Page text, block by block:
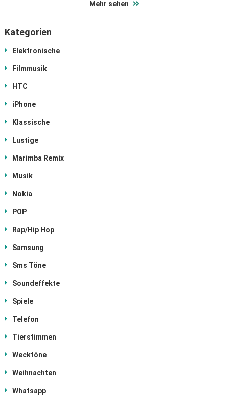
Mehr sehen
Kategorien
Elektronische
Filmmusik
HTC
iPhone
Klassische
Lustige
Marimba Remix
Musik
Nokia
POP
Rap/Hip Hop
Samsung
Sms Töne
Soundeffekte
Spiele
Telefon
Tierstimmen
Wecktöne
Weihnachten
Whatsapp